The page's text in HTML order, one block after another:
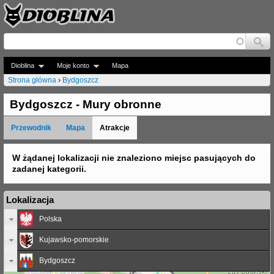
Jump to navigation
Dioblina Moje konto Mapa
J
e
s
e
ś
t
a
Strona główna › Bydgoszcz
Bydgoszcz - Mury obronne
Przewodnik Mapa Atrakcje
W żądanej lokalizacji nie znaleziono miejsc pasujących do
zadanej kategorii.
Lokalizacja
Polska
Kujawsko-pomorskie
Bydgoszcz